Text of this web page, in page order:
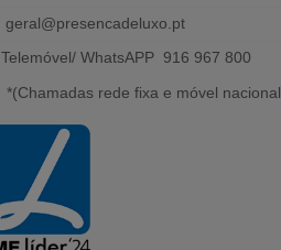
geral@presencadeluxo.pt
Telemóvel/ WhatsAPP 916 967 800
*(Chamadas rede fixa e móvel